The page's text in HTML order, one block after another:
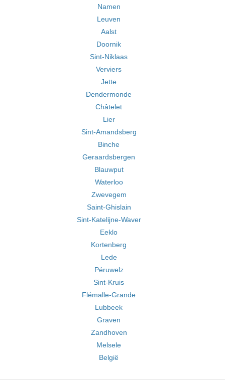
Namen
Leuven
Aalst
Doornik
Sint-Niklaas
Verviers
Jette
Dendermonde
Châtelet
Lier
Sint-Amandsberg
Binche
Geraardsbergen
Blauwput
Waterloo
Zwevegem
Saint-Ghislain
Sint-Katelijne-Waver
Eeklo
Kortenberg
Lede
Péruwelz
Sint-Kruis
Flémalle-Grande
Lubbeek
Graven
Zandhoven
Melsele
België